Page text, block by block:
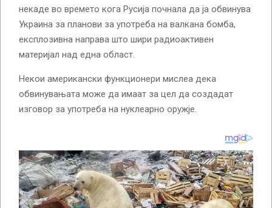
некаде во времето кога Русија почнала да ја обвинува
Украина за планови за употреба на валкана бомба,
експлозивна направа што шири радиоактивен
материјал над една област.
Некои американски функционери мислеа дека
обвинувањата може да имаат за цел да создадат
изговор за употреба на нуклеарно оружје.